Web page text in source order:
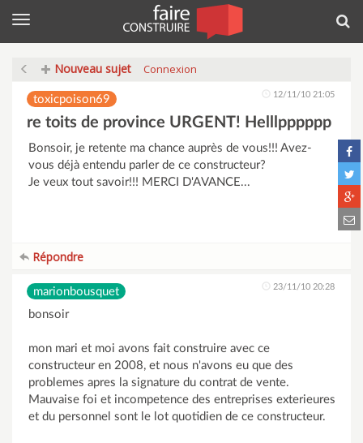
Menu
Nouveau sujet Connexion
toxicpoison69 12/11/10 21:05
re toits de province URGENT! Helllpppppp
Bonsoir, je retente ma chance auprès de vous!!! Avez-
vous déjà entendu parler de ce constructeur?
Je veux tout savoir!!! MERCI D'AVANCE...
Répondre
marionbousquet 23/11/10 20:28
bonsoir
mon mari et moi avons fait construire avec ce
constructeur en 2008, et nous n'avons eu que des
problemes apres la signature du contrat de vente.
Mauvaise foi et incompetence des entreprises exterieures
et du personnel sont le lot quotidien de ce constructeur.